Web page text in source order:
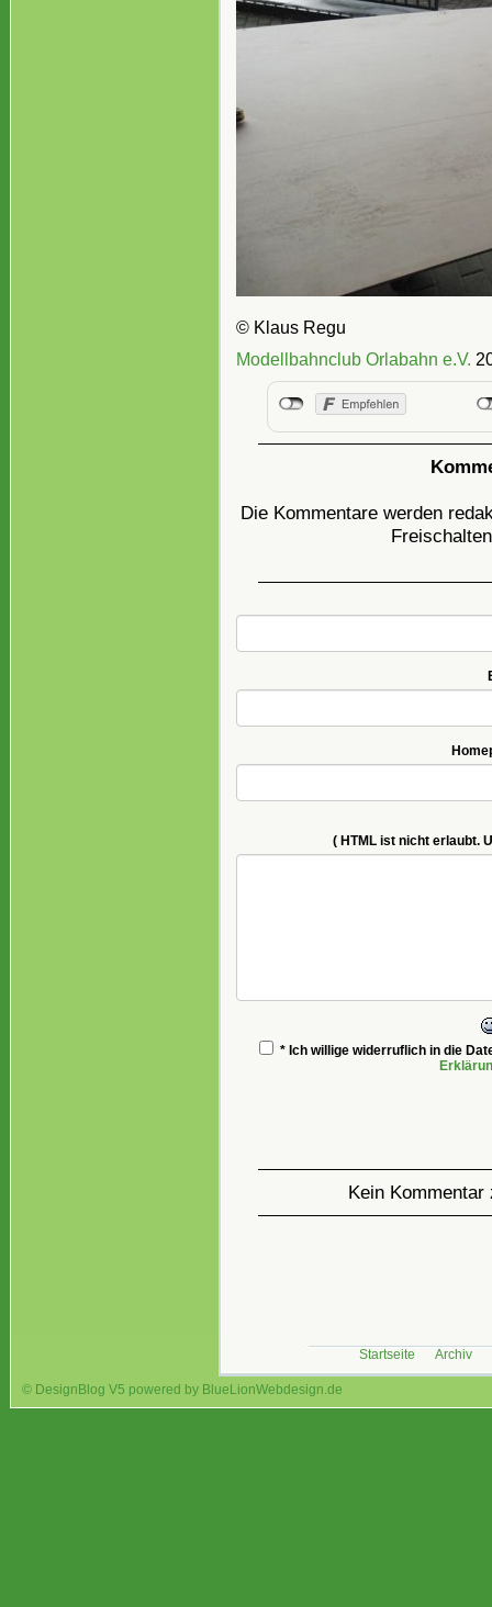
© Klaus Regu
Modellbahnclub Orlabahn e.V.
Die Kommentare werden
( HTML ist nicht erlaubt.
* Ich willige widerruflich in die
Kein
Startseite Archiv
© DesignBlog V5 powered by BlueLionWebdesign.de